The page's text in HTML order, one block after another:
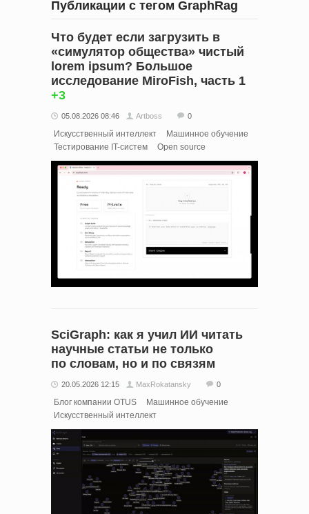
Публикации с тегом GraphRag
Что будет если загрузить в
«симулятор общества» чистый
lorem ipsum? Большое
исследование MiroFish, часть 1
+3
05.08.2026 08:46 Artboss 0
Искусственный интеллект
Машинное обучение
Тестирование IT-систем
Open source
SciGraph: как я учил ИИ читать
научные статьи не только
по словам, но и по связям
20.05.2026 12:15 MaxRokatansky 0
Блог компании OTUS
Машинное обучение
Искусственный интеллект